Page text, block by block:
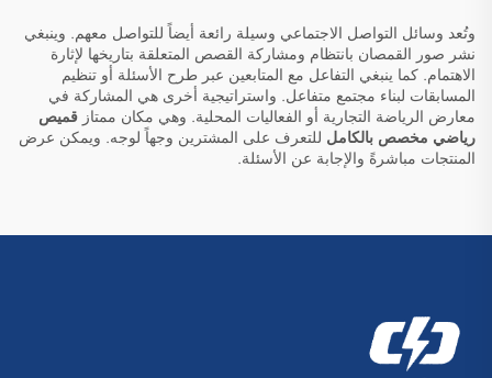
وتُعد وسائل التواصل الاجتماعي وسيلة رائعة أيضاً للتواصل معهم. وينبغي
نشر صور القمصان بانتظام ومشاركة القصص المتعلقة بتاريخها لإثارة
الاهتمام. كما ينبغي التفاعل مع المتابعين عبر طرح الأسئلة أو تنظيم
المسابقات لبناء مجتمع متفاعل. واستراتيجية أخرى هي المشاركة في
معارض الرياضة التجارية أو الفعاليات المحلية. وهي مكان ممتاز قميص
رياضي مخصص بالكامل للتعرف على المشترين وجهاً لوجه. ويمكن عرض
المنتجات مباشرةً والإجابة عن الأسئلة.